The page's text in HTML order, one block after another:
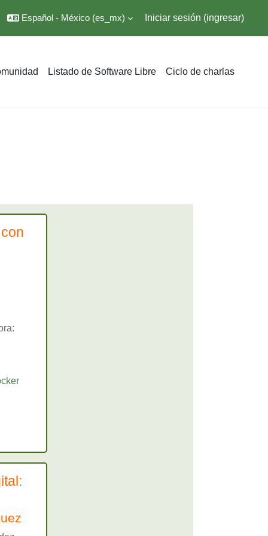
Español - México ‎(es_mx)‎ Iniciar sesión (ingresar)
Listado de Software Libre Ciclo de charlas